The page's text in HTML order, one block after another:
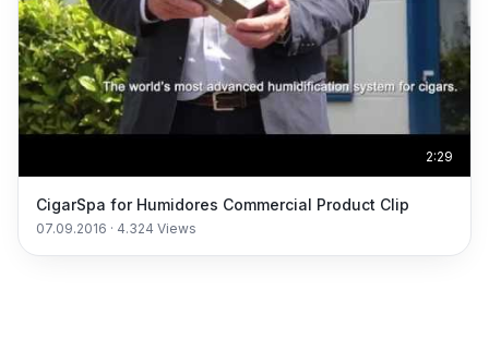
2:29
CigarSpa for Humidores Commercial Product Clip
07.09.2016 · 4.324 Views